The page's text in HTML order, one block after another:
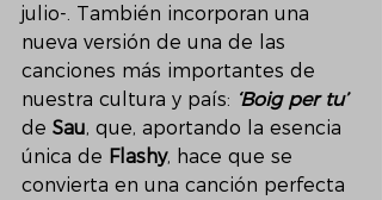
julio-. También incorporan una
nueva versión de una de las
canciones más importantes de
nuestra cultura y país: ‘Boig per tu’
de Sau, que, aportando la esencia
única de Flashy, hace que se
convierta en una canción perfecta